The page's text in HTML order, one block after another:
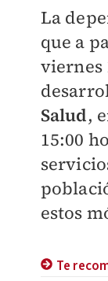
La
que a
viernes
Salud,
15:00
estos
Te